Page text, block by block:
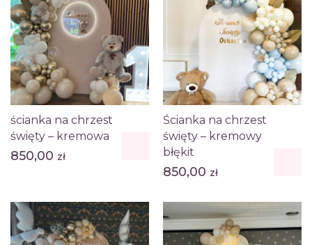
ścianka na chrzest
święty – kremowa
850,00 zł
Ścianka na chrzest
święty – kremowy
błękit
850,00 zł